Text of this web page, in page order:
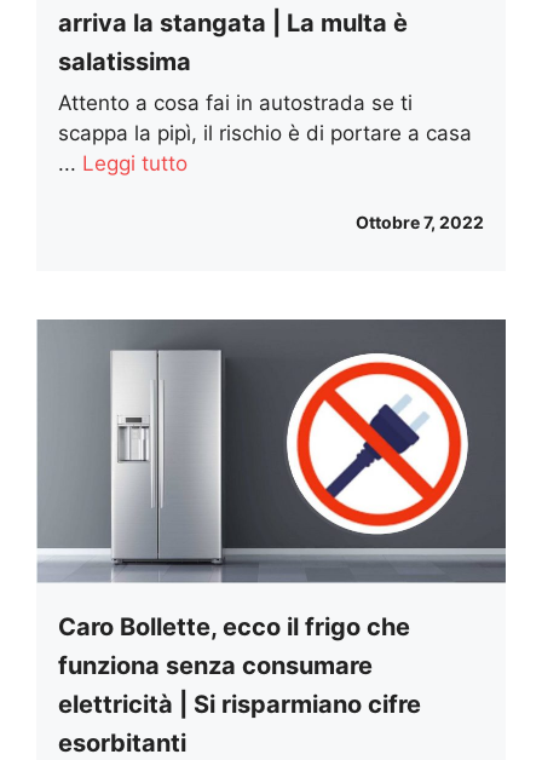
arriva la stangata | La multa è
salatissima
Attento a cosa fai in autostrada se ti
scappa la pipì, il rischio è di portare a casa
... Leggi tutto
Ottobre 7, 2022
Caro Bollette, ecco il frigo che
funziona senza consumare
elettricità | Si risparmiano cifre
esorbitanti